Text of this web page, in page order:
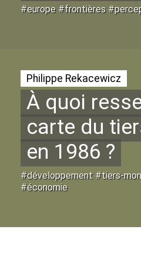
#europe #frontières
Philippe Rekacewicz
À quoi
carte du
en 1986 ?
#développement #tiers-
#économie